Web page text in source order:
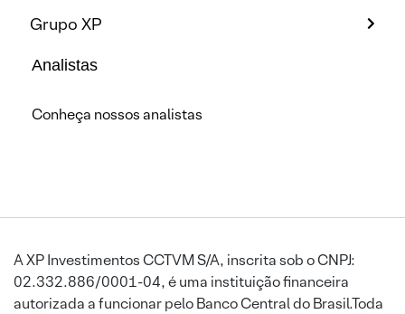
Grupo XP
Analistas
Conheça nossos analistas
A XP Investimentos CCTVM S/A, inscrita sob o CNPJ:
02.332.886/0001-04, é uma instituição financeira
autorizada a funcionar pelo Banco Central do Brasil.Toda